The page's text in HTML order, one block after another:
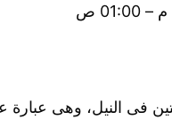
فى النيل، وهى